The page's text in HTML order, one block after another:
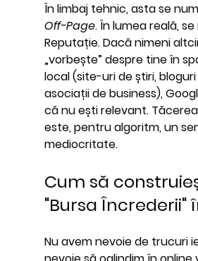
În limbaj tehnic, asta se
Off-Page. În lumea reală,
Reputație. Dacă nimeni
„vorbește” despre tine în
local (site-uri de știri,
asociații de business),
că nu ești relevant.
este, pentru algoritm, un
mediocritate.
Cum să
"Bursa Încrederii"
Nu avem nevoie de trucuri